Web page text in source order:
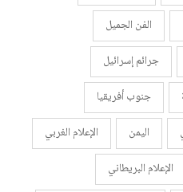
الفن الجميل
جرائم إسرائيل
جنوب أفريقيا
اليمن
الإعلام الغربي
الإعلام البريطاني